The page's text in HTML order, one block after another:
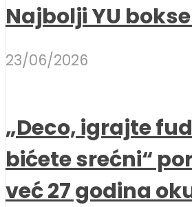
Najbolji YU
23/06/2026
„Deco, igrajte
bićete srećni“
već 27 godina